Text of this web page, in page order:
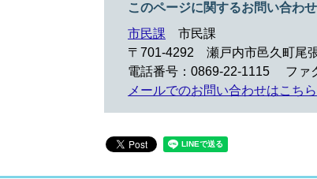
このページに関するお問い合わ
市民課
市民課
〒701-4292
瀬戸内市邑久町尾
電話番号：0869-22-1115
ファ
メールでのお問い合わせはこちら